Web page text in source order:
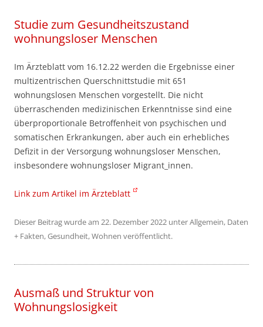
Studie zum Gesundheitszustand
wohnungsloser Menschen
Im Ärzteblatt vom 16.12.22 werden die Ergebnisse einer
multizentrischen Querschnittstudie mit 651
wohnungslosen Menschen vorgestellt. Die nicht
überraschenden medizinischen Erkenntnisse sind eine
überproportionale Betroffenheit von psychischen und
somatischen Erkrankungen, aber auch ein erhebliches
Defizit in der Versorgung wohnungsloser Menschen,
insbesondere wohnungsloser Migrant_innen.
Link zum Artikel im Ärzteblatt
Dieser Beitrag wurde am 22. Dezember 2022 unterAllgemein, Daten
+ Fakten,Gesundheit,Wohnen veröffentlicht.
Ausmaß und Struktur von
Wohnungslosigkeit